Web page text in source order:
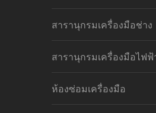
สารานุกรมเครื่องมือช่าง
สารานุกรมเครื่องมือไฟฟ้
ห้องซ่อมเครื่องมือ